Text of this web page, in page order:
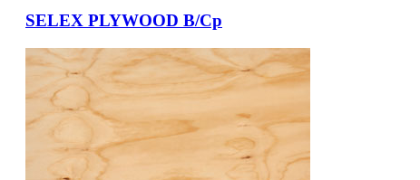
SELEX PLYWOOD B/Cp